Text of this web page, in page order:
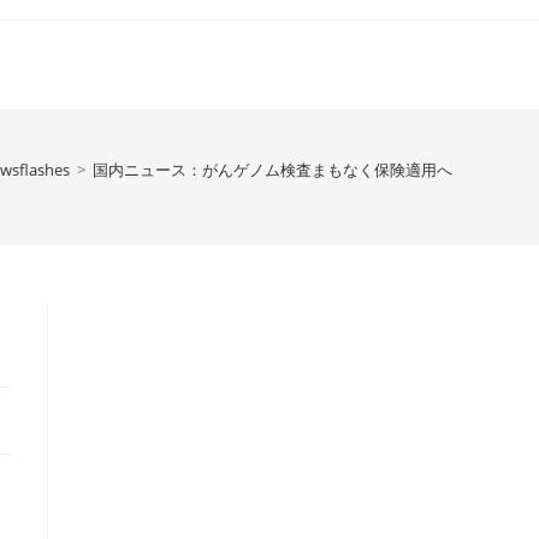
> 国内ニュース：がんゲノム検査まもなく保険適用へ